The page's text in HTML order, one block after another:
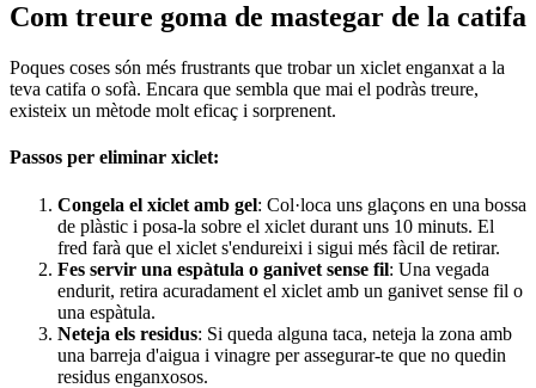
Com treure goma de mastegar de la catifa
Poques coses són més frustrants que trobar un xiclet enganxat a la
teva catifa o sofà. Encara que sembla que mai el podràs treure,
existeix un mètode molt eficaç i sorprenent.
Passos per eliminar xiclet:
Congela el xiclet amb gel: Col·loca uns glaçons en una bossa
de plàstic i posa-la sobre el xiclet durant uns 10 minuts. El
fred farà que el xiclet s'endureixi i sigui més fàcil de retirar.
Fes servir una espàtula o ganivet sense fil: Una vegada
endurit, retira acuradament el xiclet amb un ganivet sense fil o
una espàtula.
Neteja els residus: Si queda alguna taca, neteja la zona amb
una barreja d'aigua i vinagre per assegurar-te que no quedin
residus enganxosos.